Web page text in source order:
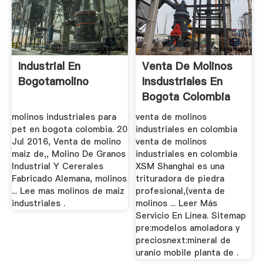
Industrial En
Bogotamolino
molinos industriales para
pet en bogota colombia. 20
Jul 2016, Venta de molino
maiz de,, Molino De Granos
Industrial Y Cererales
Fabricado Alemana, molinos
... Lee mas molinos de maiz
industriales .
Venta De Molinos
Insdustriales En
Bogota Colombia
venta de molinos
industriales en colombia
venta de molinos
industriales en colombia
XSM Shanghai es una
trituradora de piedra
profesional,(venta de
molinos ... Leer Más
Servicio En Línea. Sitemap
pre:modelos amoladora y
preciosnext:mineral de
uranio mobile planta de .